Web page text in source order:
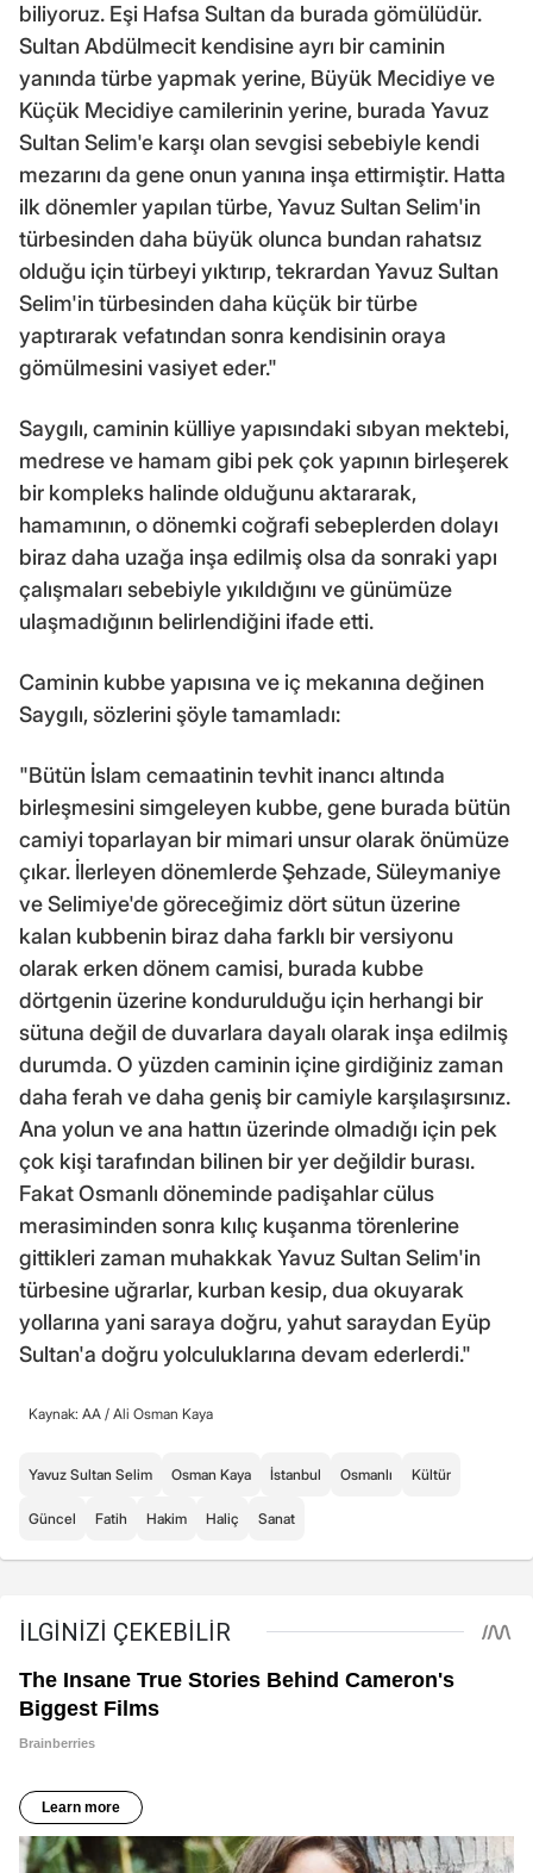
biliyoruz. Eşi Hafsa Sultan da burada gömülüdür.
Sultan Abdülmecit kendisine ayrı bir caminin
yanında türbe yapmak yerine, Büyük Mecidiye ve
Küçük Mecidiye camilerinin yerine, burada Yavuz
Sultan Selim'e karşı olan sevgisi sebebiyle kendi
mezarını da gene onun yanına inşa ettirmiştir. Hatta
ilk dönemler yapılan türbe, Yavuz Sultan Selim'in
türbesinden daha büyük olunca bundan rahatsız
olduğu için türbeyi yıktırıp, tekrardan Yavuz Sultan
Selim'in türbesinden daha küçük bir türbe
yaptırarak vefatından sonra kendisinin oraya
gömülmesini vasiyet eder."
Saygılı, caminin külliye yapısındaki sıbyan mektebi,
medrese ve hamam gibi pek çok yapının birleşerek
bir kompleks halinde olduğunu aktararak,
hamamının, o dönemki coğrafi sebeplerden dolayı
biraz daha uzağa inşa edilmiş olsa da sonraki yapı
çalışmaları sebebiyle yıkıldığını ve günümüze
ulaşmadığının belirlendiğini ifade etti.
Caminin kubbe yapısına ve iç mekanına değinen
Saygılı, sözlerini şöyle tamamladı:
"Bütün İslam cemaatinin tevhit inancı altında
birleşmesini simgeleyen kubbe, gene burada bütün
camiyi toparlayan bir mimari unsur olarak önümüze
çıkar. İlerleyen dönemlerde Şehzade, Süleymaniye
ve Selimiye'de göreceğimiz dört sütun üzerine
kalan kubbenin biraz daha farklı bir versiyonu
olarak erken dönem camisi, burada kubbe
dörtgenin üzerine kondurulduğu için herhangi bir
sütuna değil de duvarlara dayalı olarak inşa edilmiş
durumda. O yüzden caminin içine girdiğiniz zaman
daha ferah ve daha geniş bir camiyle karşılaşırsınız.
Ana yolun ve ana hattın üzerinde olmadığı için pek
çok kişi tarafından bilinen bir yer değildir burası.
Fakat Osmanlı döneminde padişahlar cülus
merasiminden sonra kılıç kuşanma törenlerine
gittikleri zaman muhakkak Yavuz Sultan Selim'in
türbesine uğrarlar, kurban kesip, dua okuyarak
yollarına yani saraya doğru, yahut saraydan Eyüp
Sultan'a doğru yolculuklarına devam ederlerdi."
Kaynak: AA / Ali Osman Kaya
Yavuz Sultan Selim Osman Kaya İstanbul Osmanlı Kültür
Güncel Fatih Hakim Haliç Sanat